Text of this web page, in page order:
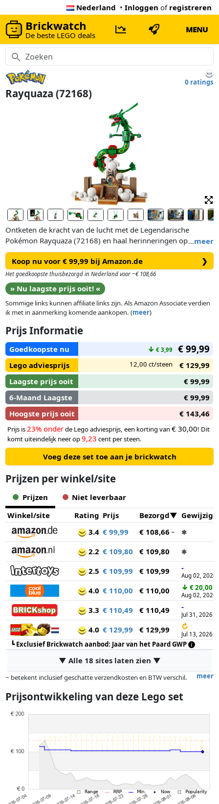
Nederland • Inloggen of registreren
Brickwatch
De beste LEGO deals
MENU
0 ratings
Rayquaza (72168)
…meer
Ontketen de kracht van de lucht met de Legendarische
Pokémon Rayquaza (72168) en haal herinneringen op aan
geweldige avonturen als Trainer. De set is ca. 38 cm hoog en
bevat een authentiek gedetailleerde figuur van Rayquaza met
Zinnia, een Draconid Trainer minifiguur met een Ultra Ball in
haar hand. Dit videogamemodel is een geweldige cadeautip
voor volwassen Pokémon fans en verzamelaars om te
bouwen en neer te zetten.
Het model van Rayquaza vormt een indrukwekkende
blikvanger voor thuis of op kantoor. Je kunt het neerzetten op
de stevige basis (de met wolken bedekte top van de Sky
Pillar) of zelfstandig. De verstelbare LEGO® Pokémon™
figuur heeft een aanpasbare staart en lichaam. De armen en
kop zijn beweegbaar, zodat je het model op allerlei
dynamische manieren kunt neerzetten.
Koop nu voor € 99,99 bij Amazon.de ❯
Het goedkoopste thuisbezorgd in Nederland voor ~€ 108,66
» Nu laagste prijs ooit! «
Sommige links kunnen affiliate links zijn. Als Amazon Associate verdien
ik met in aanmerking komende aankopen. (meer)
Prijs Informatie
Goedkoopste nu ↓ € 3,99 € 99,99
Lego adviesprijs 12,00 ct/steen
€ 129,99
Laagste prijs ooit
€ 99,99
6-Maand Laagste
€ 99,99
Hoogste prijs ooit
€ 143,46
Prijs is23% onderde Lego adviesprijs, een korting van € 30,00! Dit
komt uiteindelijk neer op9,23 cent per steen.
Voeg deze set toe aan je brickwatch
Prijzen per winkel/site
Prijzen
Niet leverbaar
Winkel/site
Rating Prijs Bezorgd
Gewijzigd
3.4 € 99,99 € 108,66 ~ ✱
2.2 € 109,80 € 109,80 ✱
2.5 € 109,99 € 109,99 -
Aug 02, 2026
4.0 € 110,00 € 110,00 ↓ € 20,00
Aug 02, 2026
3.3 € 110,49 € 110,49 -
Jul 31, 2026
4.0 € 129,99 € 129,99 ↻
Jul 13, 2026
┗Exclusief Brickwatch aanbod: Jaar van het Paard GWP
▼ Alle 18 sites laten zien ▼
meer
~ betekent inclusief geschatte verzendkosten en BTW verschil.
gewicht.
Prijzen en beschikbaarheid kunnen zijn veranderd sinds de laatste
kunnen historische prestaties de volgorde beïnvloeden.
Prijsontwikkeling van deze Lego set